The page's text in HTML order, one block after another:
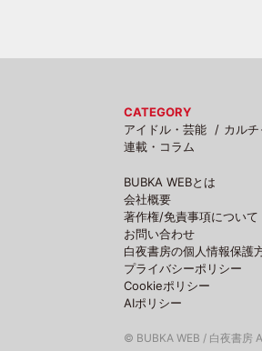
CATEGORY
アイドル・芸能
カルチ
連載・コラム
BUBKA WEBとは
会社概要
著作権/免責事項について
お問い合わせ
白夜書房の個人情報保護
プライバシーポリシー
Cookieポリシー
AIポリシー
© BUBKA WEB / 白夜書房